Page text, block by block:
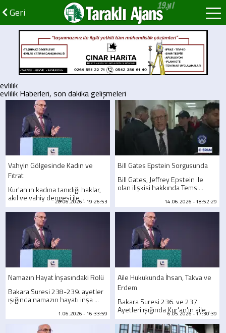
Geri Taraklı Ajans
evlilik
evlilik Haberleri, son dakika gelişmeleri
Vahyin Gölgesinde Kadın ve
Fıtrat
Kur'an'ın kadına tanıdığı haklar,
akıl ve vahiy dengesi ile ...
20.06.2026 - 19:26:53
Bill Gates Epstein Sorgusunda
Bill Gates, Jeffrey Epstein ile
olan ilişkisi hakkında Temsi...
14.06.2026 - 18:52:29
Namazın Hayat İnşasındaki Rolü
Bakara Suresi 238-239. ayetler
ışığında namazın hayatı inşa ...
1.06.2026 - 16:33:59
Aile Hukukunda İhsan, Takva ve
Erdem
Bakara Suresi 236. ve 237.
Ayetleri ışığında Kur'an'ın aile ...
6.05.2026 - 17:30:39